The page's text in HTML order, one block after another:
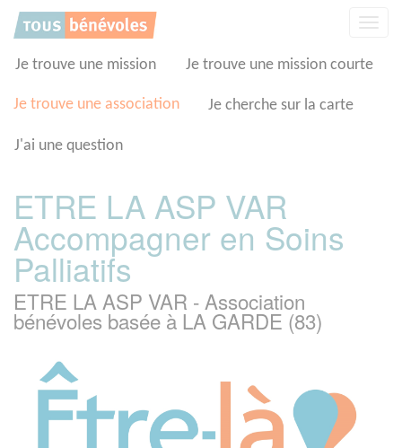
Je trouve une mission Je trouve une mission courte
Je trouve une association Je cherche sur la carte
J'ai une question
ETRE LA ASP VAR
Accompagner en Soins
Palliatifs
ETRE LA ASP VAR - Association
bénévoles basée à LA GARDE (83)
Panneau de gestion des cookies